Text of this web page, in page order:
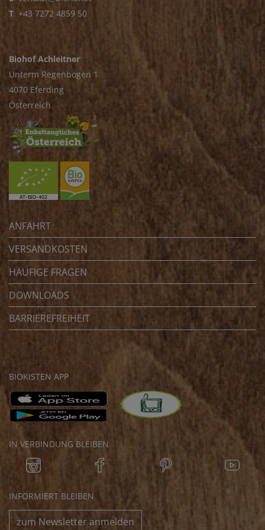
T. +43 7272 4859 50
Biohof Achleitner
Unterm Regenbogen 1
4070 Eferding
Österreich
ANFAHRT
VERSANDKOSTEN
HÄUFIGE FRAGEN
DOWNLOADS
BARRIEREFREIHEIT
BIOKISTEN APP
IN VERBINDUNG BLEIBEN
INFORMIERT BLEIBEN
zum Newsletter anmelden